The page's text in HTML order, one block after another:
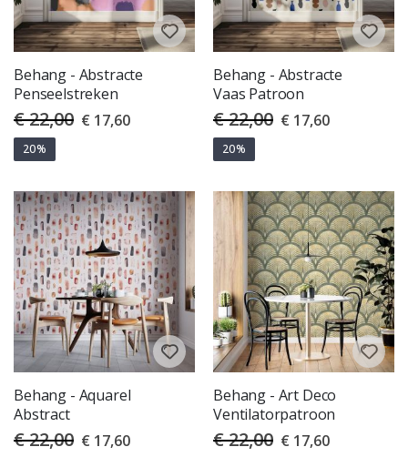
Behang - Abstracte
Penseelstreken
€ 22,00 Special
Price
€ 17,60
20%
Behang - Abstracte
Vaas Patroon
€ 22,00 Special
Price
€ 17,60
20%
Behang - Aquarel
Abstract
€ 22,00 Special
Price
€ 17,60
Behang - Art Deco
Ventilatorpatroon
€ 22,00 Special
Price
€ 17,60